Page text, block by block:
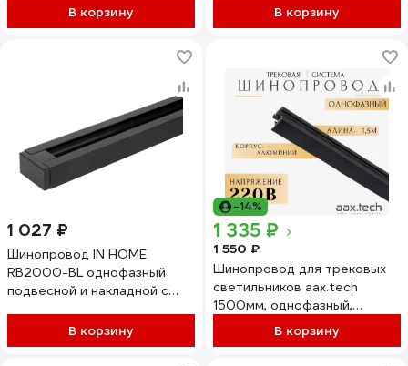
AAX-EVR1-Track-1000-B
В корзину В корзину
1 027 ₽
Шинопровод IN HOME
RB2000-BL однофазный
подвесной и накладной с
2000x33x18мм черный
4690612060583
В корзину
-14%
1 335 ₽
1 550 ₽
Шинопровод для трековых
светильников aax.tech
1500мм, однофазный,
черный AAX-EVR1-1500-B
AAX-EVR1-Track-1500-B
В корзину